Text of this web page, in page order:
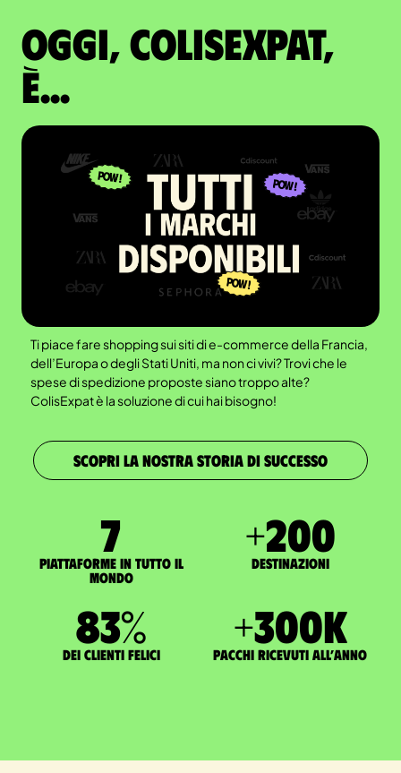
Oggi, ColisExpat,
è...
Ti piace fare shopping sui siti di e-commerce della Francia,
dell’Europa o degli Stati Uniti, ma non ci vivi? Trovi che le
spese di spedizione proposte siano troppo alte?
ColisExpat è la soluzione di cui hai bisogno!
SCOPRI LA NOSTRA STORIA DI SUCCESSO
7
Piattaforme in tutto il
mondo
+200
Destinazioni
83%
dei clienti felici
+300K
pacchi ricevuti all’anno